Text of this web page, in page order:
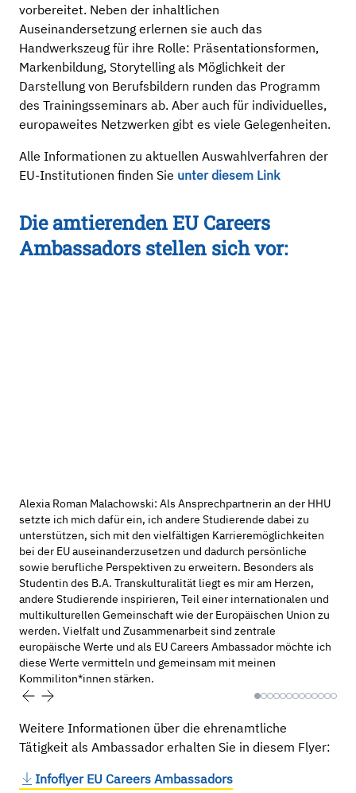
vorbereitet. Neben der inhaltlichen
Auseinandersetzung erlernen sie auch das
Handwerkszeug für ihre Rolle: Präsentationsformen,
Markenbildung, Storytelling als Möglichkeit der
Darstellung von Berufsbildern runden das Programm
des Trainingsseminars ab. Aber auch für individuelles,
europaweites Netzwerken gibt es viele Gelegenheiten.
Alle Informationen zu aktuellen Auswahlverfahren der
EU-Institutionen finden Sie unter diesem Link
Die amtierenden EU Careers
Ambassadors stellen sich vor:
der HHU setzte ich mich dafür ein, ich andere
Studierende dabei zu unterstützen, sich mit den
vielfältigen Karrieremöglichkeiten bei der EU
auseinanderzusetzen und dadurch persönliche sowie
berufliche Perspektiven zu erweitern. Besonders als
Studentin des B.A. Transkulturalität liegt es mir am
Herzen, andere Studierende inspirieren, Teil einer
internationalen und multikulturellen Gemeinschaft wie
der Europäischen Union zu werden. Vielfalt und
Zusammenarbeit sind zentrale europäische Werte und
als EU Careers Ambassador möchte ich diese Werte
vermitteln und gemeinsam mit meinen
Kommiliton*innen stärken.
Alexia Roman Malachowski: Als Ansprechpartnerin an der HHU
setzte ich mich dafür ein, ich andere Studierende dabei zu
unterstützen, sich mit den vielfältigen Karrieremöglichkeiten
bei der EU auseinanderzusetzen und dadurch persönliche
sowie berufliche Perspektiven zu erweitern. Besonders als
Studentin des B.A. Transkulturalität liegt es mir am Herzen,
andere Studierende inspirieren, Teil einer internationalen und
multikulturellen Gemeinschaft wie der Europäischen Union zu
werden. Vielfalt und Zusammenarbeit sind zentrale
europäische Werte und als EU Careers Ambassador möchte ich
diese Werte vermitteln und gemeinsam mit meinen
Kommiliton*innen stärken.
Weitere Informationen über die ehrenamtliche
Tätigkeit als Ambassador erhalten Sie in diesem Flyer:
Infoflyer EU Careers Ambassadors